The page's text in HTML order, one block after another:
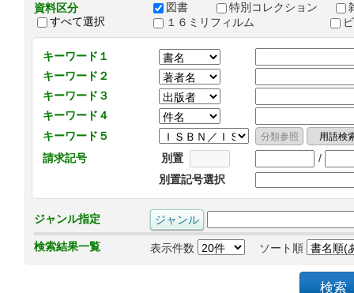
資料区分
すべて選択
図書 特別コレクション
１６ミリフィルム
キーワード１
キーワード２
キーワード３
キーワード４
キーワード５
請求記号
別置
/
別置記号選択
ジャンル指定
検索結果一覧 表示件数 ソート順